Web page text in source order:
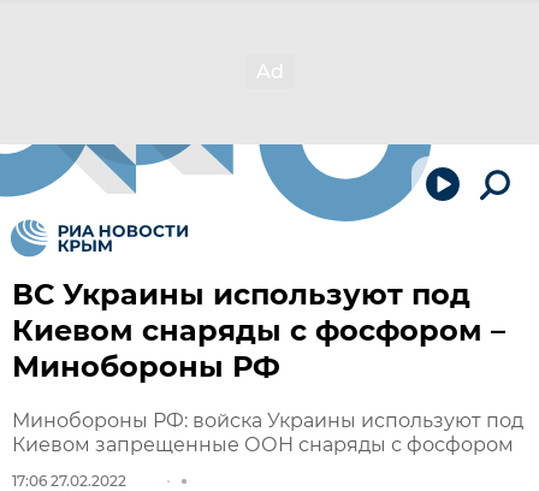
ВС Украины используют под
Киевом снаряды с фосфором –
Минобороны РФ
Минобороны РФ: войска Украины используют под
Киевом запрещенные ООН снаряды с фосфором
17:06 27.02.2022